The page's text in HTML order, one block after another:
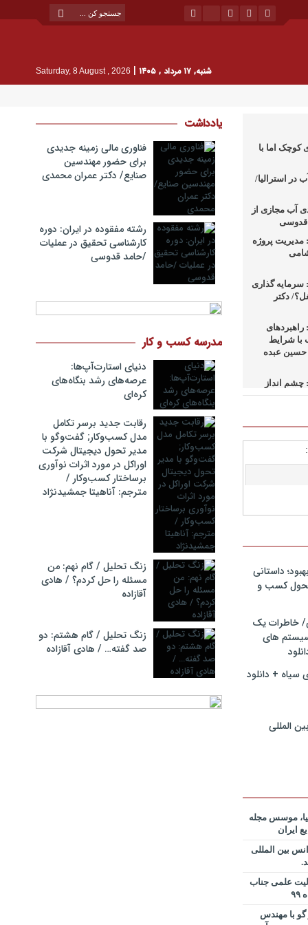
شنبه, ۱۷ مرداد , ۱۴۰۵ |
Saturday, 8 August , 2026
کوچک اما با
در استرالیا/
آب مجازی از
قدوسی
پروژه
گذاری
دکتر
با شرایط
حسین عبده
انداز
بالادستی
در
مدیران
در فرایند
فایل
فایل
نظریه
خدمات،
پیمان
خدمات،
نظریه
خدمات،
در
کارخانه
در خصوص
از کجا
فایل
و دکتر
داستانی
تحول کسب و
خاطرات یک
های
سیاه + دانلود
المللی
موسس مجله
ایران
بین المللی
علمی جناب
با مهندس
یادداشت
فناوری مالی زمینه جدیدی
برای حضور مهندسین
صنایع/ دکتر عمران محمدی
رشته مفقوده در ایران: دوره
کارشناسی تحقیق در عملیات
/حامد قدوسی
مدرسه کسب و کار
دنیای استارت‌آپ‌ها:
عرصه‌های رشد بنگاه‌های
کره‌ای‌
رقابت جدید برسر تکامل
مدل کسب‌و‌کار; گفت‌وگو با
مدیر تحول دیجیتال شرکت
اوراکل در مورد اثرات نوآوری
برساختار کسب‌وکار /
مترجم: آناهیتا جمشیدنژاد
زنگ تحلیل / گام نهم: من
مسئله را حل کردم؟ / هادی
آقازاده
زنگ تحلیل / گام هشتم: دو
صد گفته… / هادی آقازاده